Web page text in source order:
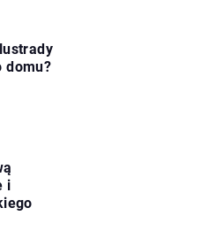
domu?
i